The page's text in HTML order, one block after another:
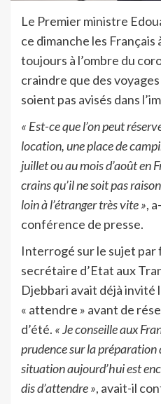
Le Premier ministre
ce dimanche les Français
toujours à l’ombre du
craindre que des
soient pas avisés dans
« Est-ce que l’on peut
location, une place de
juillet ou au mois d’août en
crains qu’il ne soit pas
loin à l’étranger très vite »,
conférence de presse.
Interrogé sur le sujet par
secrétaire d’Etat aux
Djebbari avait déjà invité
« attendre » avant de
d’été. « Je conseille aux
prudence sur la préparation
situation aujourd’hui est
dis d’attendre », avait-il